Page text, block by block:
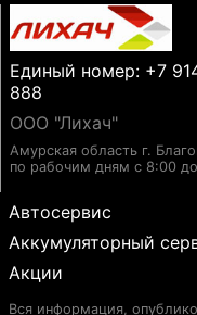
Единый номер: +7
888
ООО "Лихач"
Амурская область г.
по рабочим дням с 8:00
Автосервис
Аккумуляторный
Акции
Вся информация,